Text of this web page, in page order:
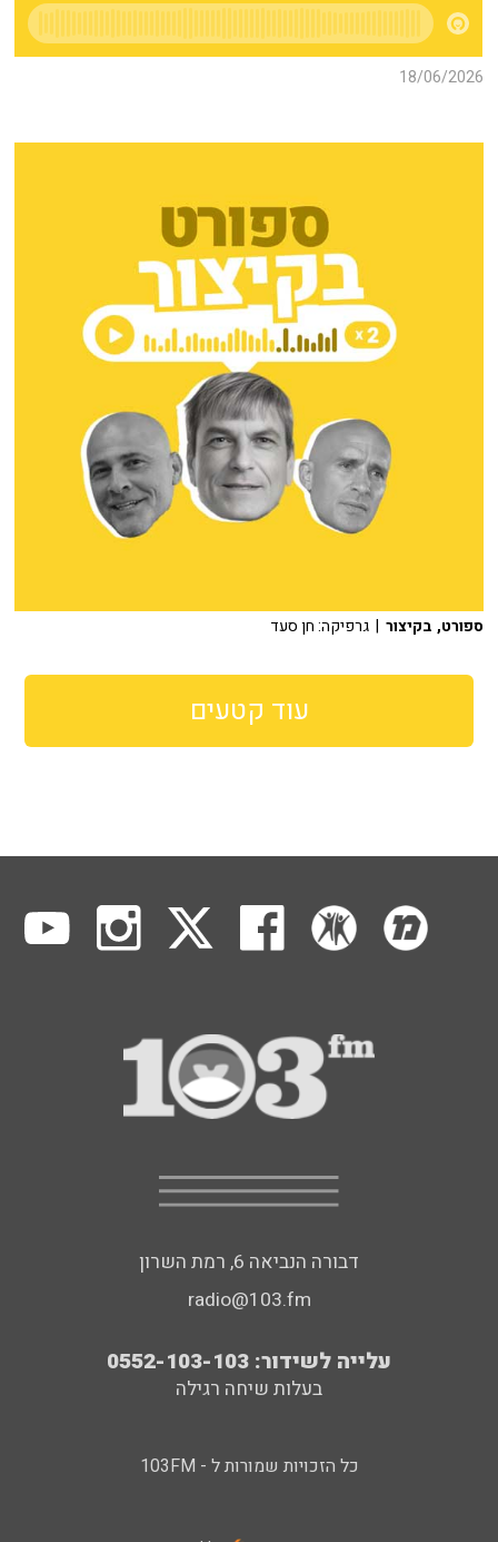
18/06/2026
ספורט, בקיצור | גרפיקה: חן סעד
עוד קטעים
דבורה הנביאה 6, רמת השרון
radio@103.fm
עלייה לשידור: 0552-103-103
בעלות שיחה רגילה
כל הזכויות שמורות ל - 103FM